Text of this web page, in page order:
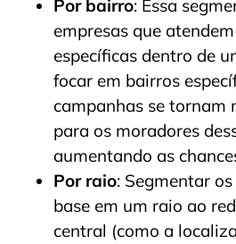
Por bairro: Essa
empresas que
específicas dentro de
focar em bairros
campanhas se tornam
para os moradores
aumentando as
Por raio: Segmentar
base em um raio ao
central (como a